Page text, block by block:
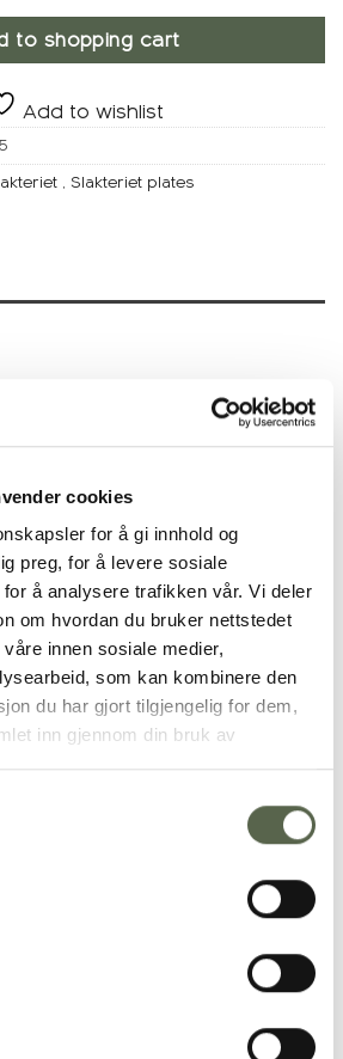
cookies
for å gi innhold og
preg, for å levere sosiale
å analysere trafikken vår. Vi deler
om hvordan du bruker nettstedet
innen sosiale medier,
som kan kombinere den
du har gjort tilgjengelig for dem,
inn gjennom din bruk av
to shopping cart
Add to wishlist
, Slakteriet plates
developed ment®+ Slakteriet,
new restaurant Slakteriet, a
located on the second floor
slaughterhouse at Pellestova,
Hafjell.
ABOUT THE PROJECT